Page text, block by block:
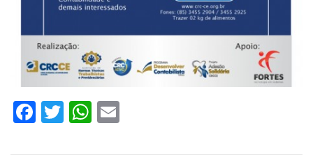
Facebook
TwitterWhatsApp